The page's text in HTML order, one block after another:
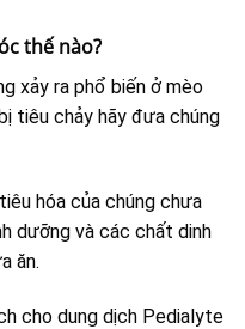
thế nào?
xảy ra phổ biến ở mèo
tiêu chảy hãy đưa chúng
hóa của chúng chưa
dưỡng và các chất dinh
ăn.
cho dung dịch Pedialyte